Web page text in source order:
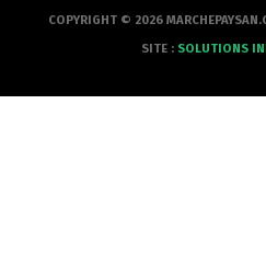
COPYRIGHT © 2026
SITE : SOLUTIONS